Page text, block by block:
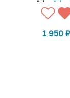
1 950 ₽